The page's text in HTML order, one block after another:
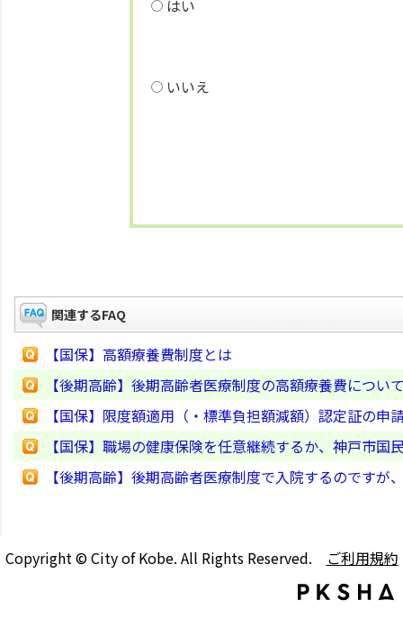
はい
いいえ
関連するFAQ
【国保】高額療養費制度とは
【後期高齢】後期高齢者医療制度の高額療養費につい
【国保】限度額適用（・標準負担額減額）認定証の申
【国保】職場の健康保険を任意継続するか、神戸市国
【後期高齢】後期高齢者医療制度で入院するのです
Copyright © City of Kobe. All Rights Reserved. ご利用規約